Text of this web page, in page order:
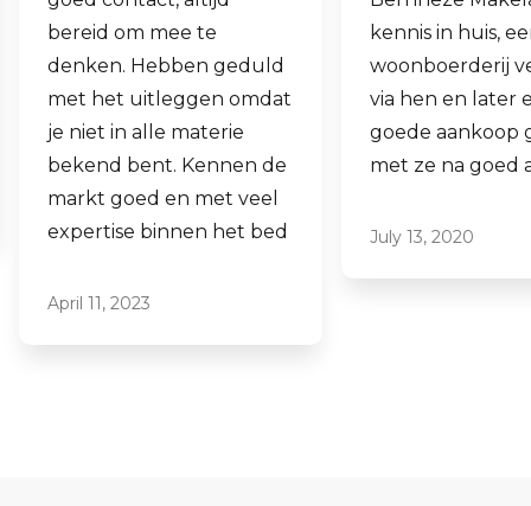
kennis in huis, eens onze
woonboerderij verkocht
via hen en later een
goede aankoop gedaan
met ze na goed advies.
July 13, 2020
hen laten
ook een
aankopen.
Laagdrempelig
professioneel,